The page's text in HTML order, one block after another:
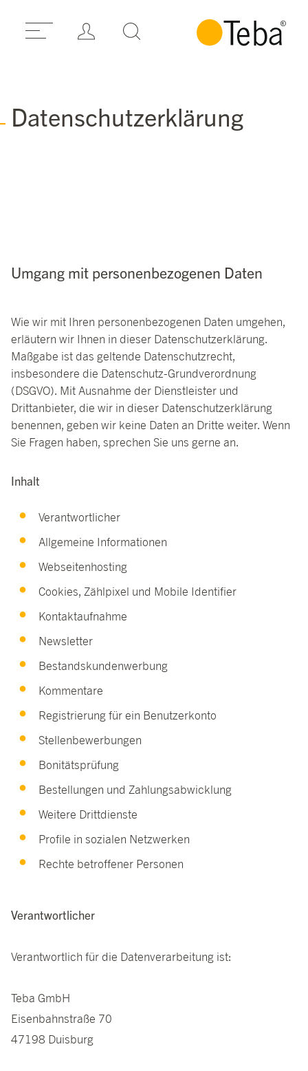
Datenschutzerklärung
Umgang mit personenbezogenen Daten
Wie wir mit Ihren personenbezogenen Daten umgehen,
erläutern wir Ihnen in dieser Datenschutzerklärung.
Maßgabe ist das geltende Datenschutzrecht,
insbesondere die Datenschutz-Grundverordnung
(DSGVO). Mit Ausnahme der Dienstleister und
Drittanbieter, die wir in dieser Datenschutzerklärung
benennen, geben wir keine Daten an Dritte weiter. Wenn
Sie Fragen haben, sprechen Sie uns gerne an.
Inhalt
Verantwortlicher
Allgemeine Informationen
Webseitenhosting
Cookies, Zählpixel und Mobile Identifier
Kontaktaufnahme
Newsletter
Bestandskundenwerbung
Kommentare
Registrierung für ein Benutzerkonto
Stellenbewerbungen
Bonitätsprüfung
Bestellungen und Zahlungsabwicklung
Weitere Drittdienste
Profile in sozialen Netzwerken
Rechte betroffener Personen
Verantwortlicher
Verantwortlich für die Datenverarbeitung ist:
Teba GmbH
Eisenbahnstraße 70
47198 Duisburg